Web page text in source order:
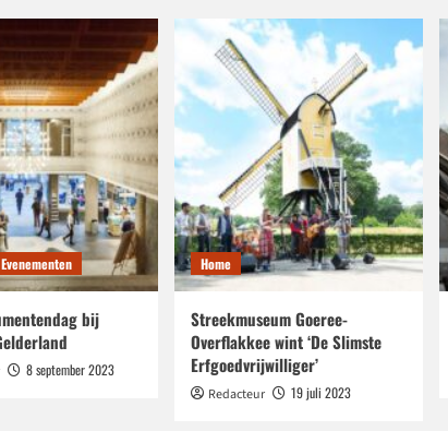
Evenementen
bij
8 september 2023
Home
Streekmuseum Goeree-
Overflakkee wint ‘De Slimste
Erfgoedvrijwilliger’
Redacteur 19 juli 2023